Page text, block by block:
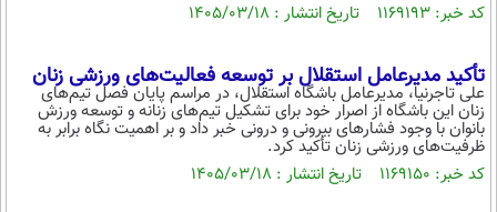
خودرو
اجتماعی
سلامت
یک برش دانایی
محیط زیست
ورزشی
سیاست خارجی
فرهنگ و هنر
علم و دانش
فناوری و It
قرآن
کد خبر: ۱۱۶۹۱۹۳ تاریخ انتشار : ۱۴۰۵/۰۳/۱۸
تأکید مدیرعامل استقلال بر توسعه فعالیت‌های ورزشی زنان
علی تاجرنیا، مدیرعامل باشگاه استقلال، در مراسم پایان فصل تیم‌های
زنان این باشگاه از اصرار خود برای تشکیل تیم‌های زنانه و توسعه ورزش
بانوان با وجود فشارهای بیرونی و درونی خبر داد و بر اهمیت نگاه برابر به
ظرفیت‌های ورزشی زنان تأکید کرد.
کد خبر: ۱۱۶۹۱۵۰ تاریخ انتشار : ۱۴۰۵/۰۳/۱۸